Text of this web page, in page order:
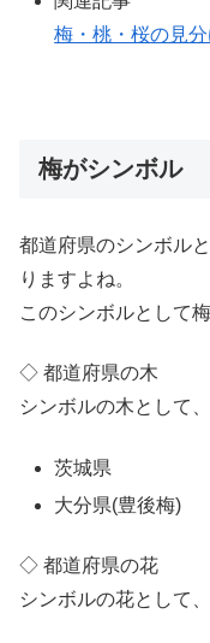
梅・桃・桜の見
梅がシンボル
都道府県のシンボル
りますよね。
このシンボルとして
◇ 都道府県の木
シンボルの木として
茨城県
大分県(豊後梅)
◇ 都道府県の花
シンボルの花として